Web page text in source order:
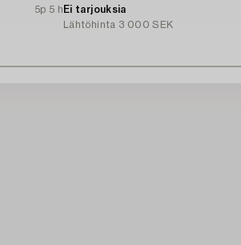
5p 5 h Ei tarjouksia
Lähtöhinta 3 000 SEK